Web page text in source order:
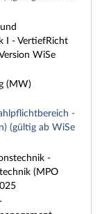
I - VertiefRicht
WiSe
(MW)
-
(gültig ab WiSe
-
(MPO